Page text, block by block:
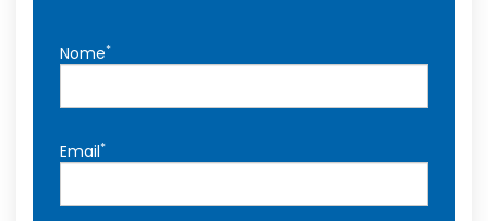
Nome*
Email*